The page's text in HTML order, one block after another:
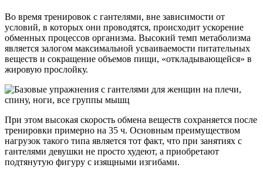
Во время тренировок с гантелями, вне зависимости от
условий, в которых они проводятся, происходит ускорение
обменных процессов организма. Высокий темп метаболизма
является залогом максимальной усваиваемости питательных
веществ и сокращение объемов пищи, «откладывающейся» в
жировую прослойку.
При этом высокая скорость обмена веществ сохраняется после
тренировки примерно на 35 ч. Основным преимуществом
нагрузок такого типа является тот факт, что при занятиях с
гантелями девушки не просто худеют, а приобретают
подтянутую фигуру с изящными изгибами.